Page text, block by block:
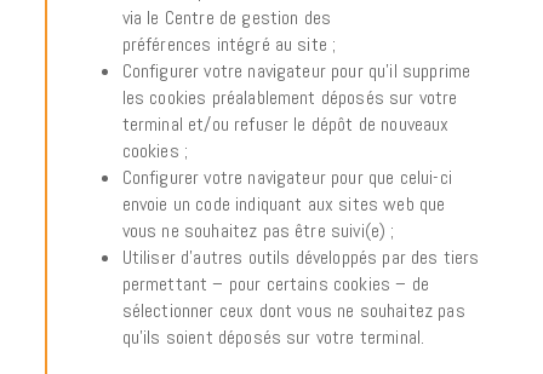
via le Centre de gestion des
préférences intégré au site ;
Configurer votre navigateur pour qu’il supprime
les cookies préalablement déposés sur votre
terminal et/ou refuser le dépôt de nouveaux
cookies ;
Configurer votre navigateur pour que celui-ci
envoie un code indiquant aux sites web que
vous ne souhaitez pas être suivi(e) ;
Utiliser d’autres outils développés par des tiers
permettant – pour certains cookies – de
sélectionner ceux dont vous ne souhaitez pas
qu’ils soient déposés sur votre terminal.